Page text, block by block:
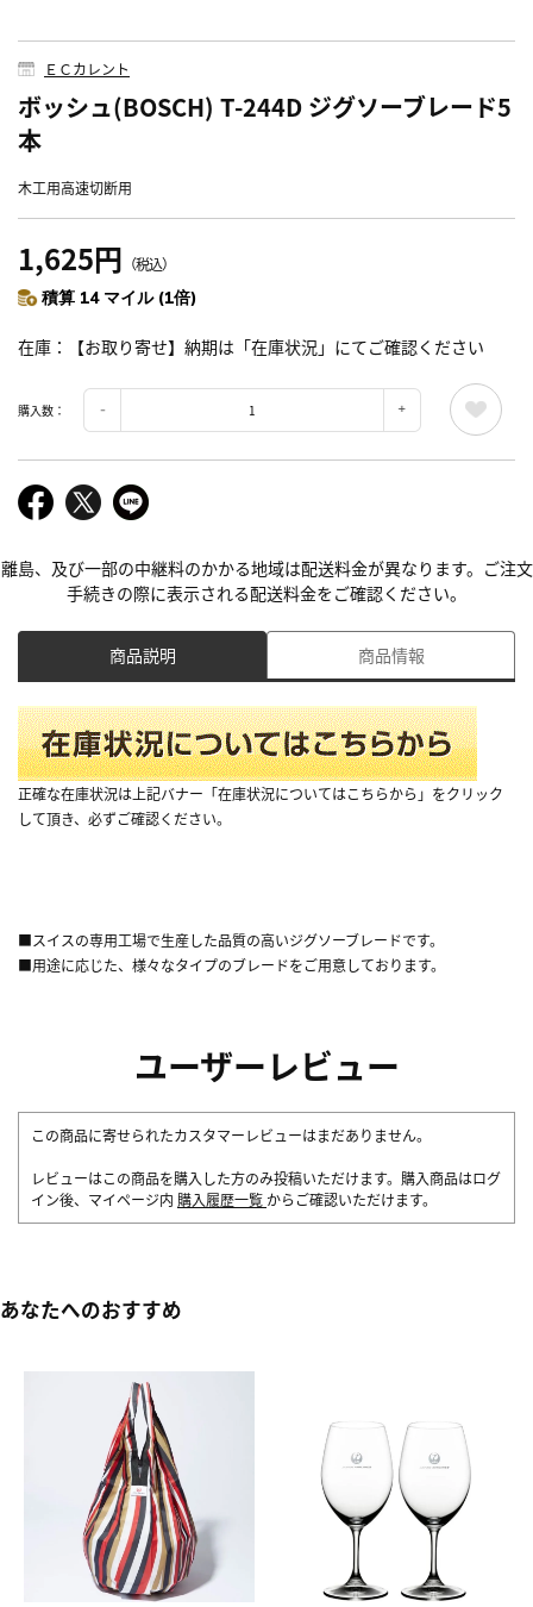
ＥＣカレント
ボッシュ(BOSCH) T-244D ジグソーブレード5
本
木工用高速切断用
1,625円 （税込）
積算 14 マイル (1倍)
在庫 【お取り寄せ】納期は「在庫状況」にてご確認ください
購入数：
離島、及び一部の中継料のかかる地域は配送料金が異なります。ご注文
手続きの際に表示される配送料金をご確認ください。
商品説明 商品情報
正確な在庫状況は上記バナー「在庫状況についてはこちらから」をクリック
して頂き、必ずご確認ください。
■スイスの専用工場で生産した品質の高いジグソーブレードです。
■用途に応じた、様々なタイプのブレードをご用意しております。
ユーザーレビュー
この商品に寄せられたカスタマーレビューはまだありません。
レビューはこの商品を購入した方のみ投稿いただけます。購入商品はログ
イン後、マイページ内 購入履歴一覧 からご確認いただけます。
あなたへのおすすめ